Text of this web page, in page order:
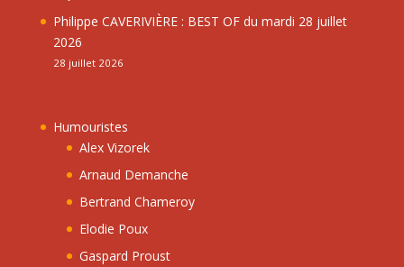
Philippe CAVERIVIÈRE : BEST OF du mardi 28 juillet
2026
28 juillet 2026
Humouristes
Alex Vizorek
Arnaud Demanche
Bertrand Chameroy
Elodie Poux
Gaspard Proust